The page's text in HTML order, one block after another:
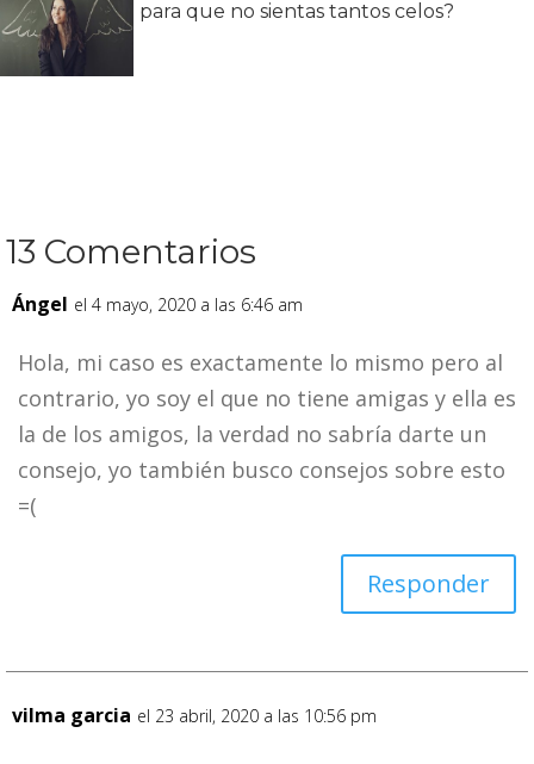
para que no sientas tantos celos?
13 Comentarios
Ángel el 4 mayo, 2020 a las 6:46 am
Hola, mi caso es exactamente lo mismo pero al
contrario, yo soy el que no tiene amigas y ella es
la de los amigos, la verdad no sabría darte un
consejo, yo también busco consejos sobre esto
=(
Responder
vilma garcia el 23 abril, 2020 a las 10:56 pm